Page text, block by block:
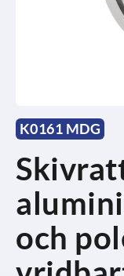
K0161 MDG
och